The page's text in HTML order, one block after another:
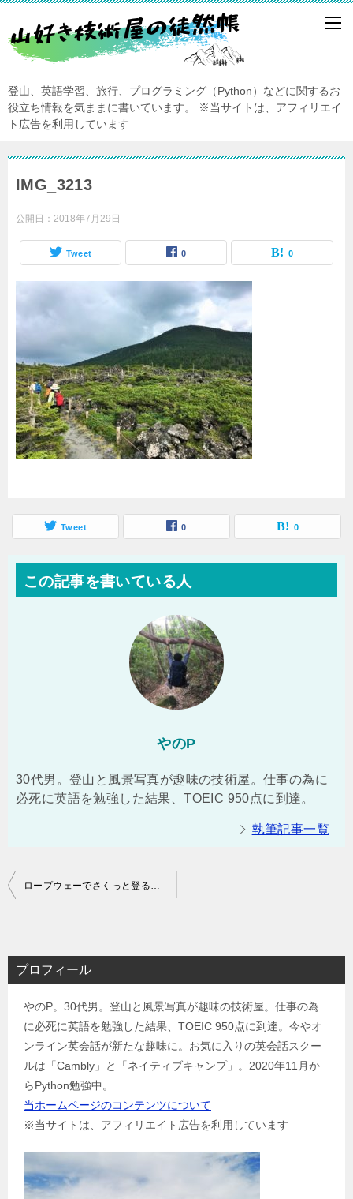
登山、英語学習、旅行、プログラミング（Python）などに関するお
役立ち情報を気ままに書いています。
※当サイトは、アフィリエイ
ト広告を利用しています
IMG_3213
公開日： 2018年7月29日
Tweet 0 0
Tweet 0 0
この記事を書いている人
やのP
30代男。登山と風景写真が趣味の技術屋。仕事の為に
必死に英語を勉強した結果、TOEIC 950点に到達。
執筆記事一覧
投
ビ
ゲ
ロープウェーでさくっと登る北横岳（北八ヶ岳）日帰りお手軽登山
プロフィール
やのP。30代男。登山と風景写真が趣味の技術屋。仕事の為
に必死に英語を勉強した結果、TOEIC 950点に到達。今やオ
ンライン英会話が新たな趣味に。お気に入りの英会話スクー
ルは「Cambly」と「ネイティブキャンプ」。2020年11月か
らPython勉強中。
当ホームページのコンテンツについて
※当サイトは、アフィリエイト広告を利用しています